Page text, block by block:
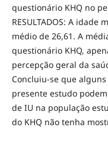
questionário KHQ no
RESULTADOS: A idade
médio de 26,61. A
questionário KHQ,
percepção geral da
Concluiu-se que
presente estudo
de IU na população
do KHQ não tenha